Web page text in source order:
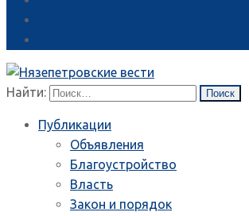
Найти:
Публикации
Объявления
Благоустройство
Власть
Закон и порядок